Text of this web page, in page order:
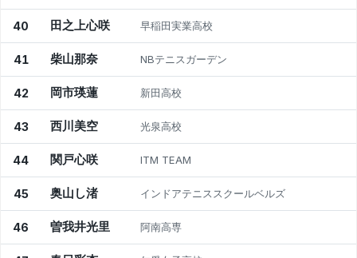
40 田之上心咲 早稲田実業高校
41 柴山那奈 NBテニスガーデン
42 岡市瑛蓮 新田高校
43 西川美空 光泉高校
44 関戸心咲 ITM TEAM
45 奥山し渚 インドアテニススクールベルズ
46 曽我井光里 阿南高専